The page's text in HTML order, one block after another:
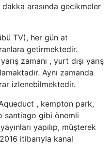
arasında gecikmeler
TV), her gün at
getirmektedir.
zamanı , yurt dışı yarış
Aynı zamanda
izlenebilmektedir.
, kempton park,
santiago gibi önemli
yapılıp, müşterek
itibarıyla kanal